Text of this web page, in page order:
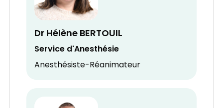
Dr Hélène BERTOUIL
Service d'Anesthésie
Anesthésiste-Réanimateur